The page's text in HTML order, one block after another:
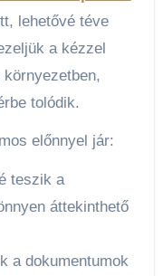
lehetővé téve
a kézzel
tolódik.
előnnyel jár:
teszik a
áttekinthető
a dokumentumok